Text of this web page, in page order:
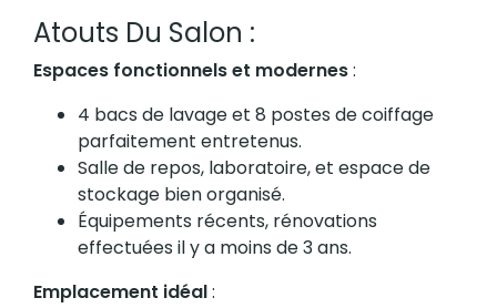
Atouts Du Salon :
Espaces fonctionnels et modernes:
4 bacs de lavage et 8 postes de coiffage
parfaitement entretenus.
Salle de repos, laboratoire, et espace de
stockage bien organisé.
Équipements récents, rénovations
effectuées il y a moins de 3 ans.
Emplacement idéal: